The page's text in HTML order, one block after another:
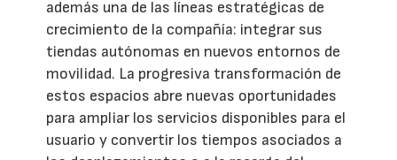
además una de las líneas estratégicas de
crecimiento de la compañía: integrar sus
tiendas autónomas en nuevos entornos de
movilidad. La progresiva transformación de
estos espacios abre nuevas oportunidades
para ampliar los servicios disponibles para el
usuario y convertir los tiempos asociados a